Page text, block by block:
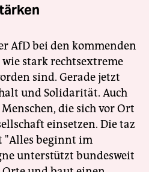
AfD bei den kommenden
stark rechtsextreme
sind. Gerade jetzt
und Solidarität. Auch
die sich vor Ort
einsetzen. Die taz
"Alles beginnt im
unterstützt bundesweit